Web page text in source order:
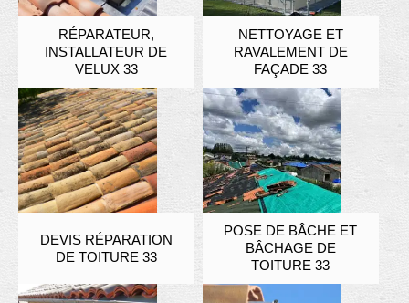
RÉPARATEUR,
INSTALLATEUR DE
VELUX 33
NETTOYAGE ET
RAVALEMENT DE
FAÇADE 33
DEVIS RÉPARATION
DE TOITURE 33
POSE DE BÂCHE ET
BÂCHAGE DE
TOITURE 33